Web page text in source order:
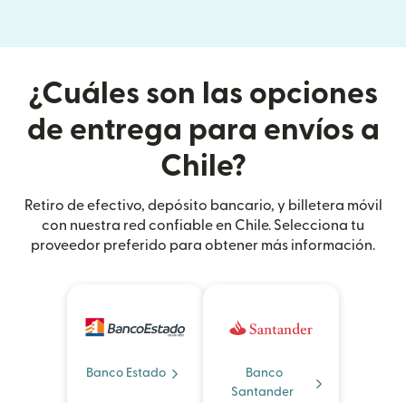
¿Cuáles son las opciones
de entrega para envíos a
Chile?
Retiro de efectivo, depósito bancario, y billetera móvil
con nuestra red confiable en Chile. Selecciona tu
proveedor preferido para obtener más información.
Banco Estado
Banco
Santander